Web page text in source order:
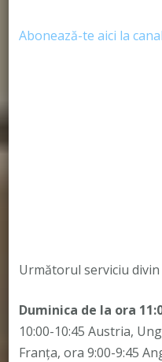
Abonează-te aici la
Următorul serviciu
Duminica de la ora
10:00-10:45 Austria,
Franța, ora 9:00-9:45